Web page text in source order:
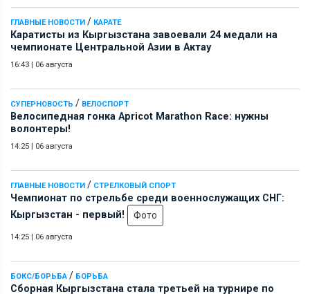
ГЛАВНЫЕ НОВОСТИ / КАРАТЕ
Каратисты из Кыргызстана завоевали 24 медали на
чемпионате Центральной Азии в Актау
16:43 | 06 августа
СУПЕРНОВОСТЬ / ВЕЛОСПОРТ
Велосипедная гонка Apricot Marathon Race: нужны
волонтеры!
14:25 | 06 августа
ГЛАВНЫЕ НОВОСТИ / СТРЕЛКОВЫЙ СПОРТ
Чемпионат по стрельбе среди военнослужащих СНГ:
Кыргызстан - первый!
Фото
14:25 | 06 августа
БОКС/БОРЬБА / БОРЬБА
Сборная Кыргызстана стала третьей на турнире по